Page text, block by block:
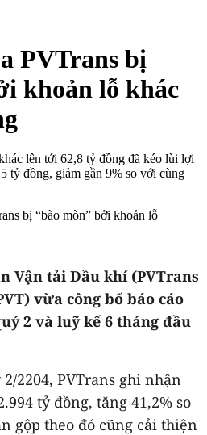
PVTrans bị
khoản lỗ khác
lên tới 62,8 tỷ đồng đã kéo lùi lợi
tỷ đồng, giảm gần 9% so với cùng
Vận tải Dầu khí (PVTrans
vừa công bố báo cáo
2 và luỹ kế 6 tháng đầu
2204, PVTrans ghi nhận
tỷ đồng, tăng 41,2% so
gộp theo đó cũng cải thiện